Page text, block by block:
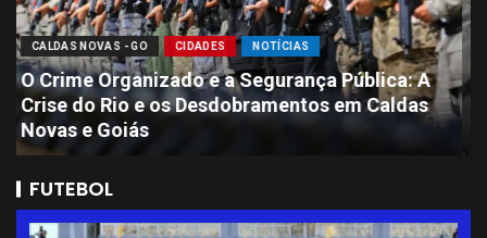
CALDAS NOVAS - GO CIDADES NOTÍCIAS
Sete Presos por Ataque Brutal que Deixou
Jovem de 11 Anos com Perda de Massa
Encefálica em Caldas Novas
FUTEBOL